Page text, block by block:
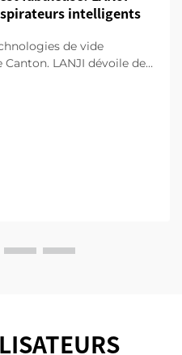
intelligents
de vide
LANJI dévoile des